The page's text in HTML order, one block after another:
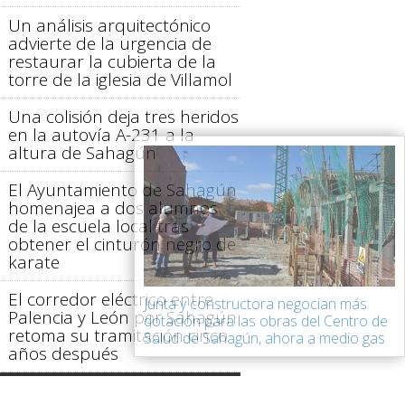
Un análisis arquitectónico
advierte de la urgencia de
restaurar la cubierta de la
torre de la iglesia de Villamol
Una colisión deja tres heridos
en la autovía A-231 a la
altura de Sahagún
El Ayuntamiento de Sahagún
homenajea a dos alumnos
de la escuela local tras
obtener el cinturón negro de
karate
El corredor eléctrico entre
Palencia y León por Sahagún
retoma su tramitación cinco
años después
Junta y constructora negocian más
dotación para las obras del Centro de
Salud de Sahagún, ahora a medio gas